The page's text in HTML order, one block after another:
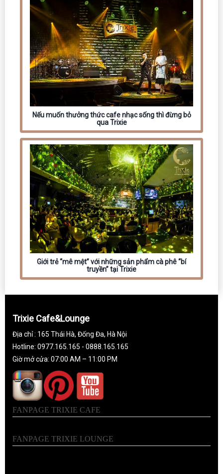
Nếu muốn thưởng thức cafe nhạc sống thì đừng bỏ
qua Trixie
Giới trẻ “mê mệt” với những sản phẩm cà phê “bí
truyền” tại Trixie
Trixie Cafe&Lounge
Địa chỉ : 165 Thái Hà, Đống Đa, Hà Nội
Hotline: 0977.165.165 - 0888.165.165
Giờ mở cửa: 07:00 AM – 11:00 PM
FANPAGE TRIXIE CAFE
FANPAGE TRIXIE LOUNGE